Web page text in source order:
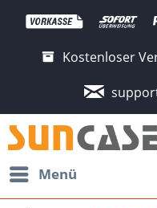
Kostenloser
Menü